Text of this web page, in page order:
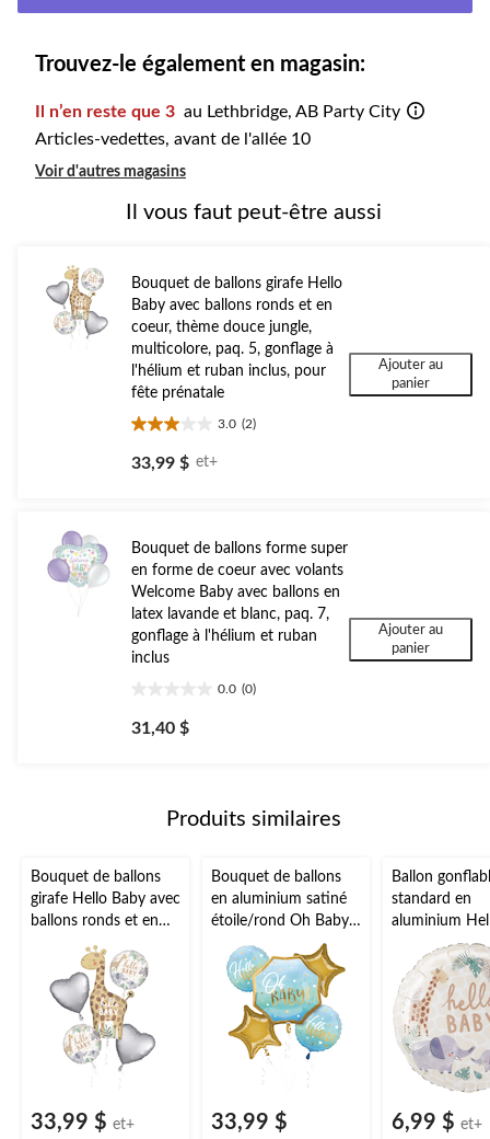
Trouvez-le également en magasin:
Il n’en reste que 3 au Lethbridge, AB Party City
Articles-vedettes, avant de l'allée 10
Voir d'autres magasins
Il vous faut peut-être aussi
Bouquet de ballons girafe Hello
Baby avec ballons ronds et en
coeur, thème douce jungle,
multicolore, paq. 5, gonflage à
l'hélium et ruban inclus, pour
fête prénatale
3.0 (2)
3.0
étoile(s)
sur
33,99 $ et+
Ajouter au
panier
Bouquet de ballons forme super
en forme de coeur avec volants
Welcome Baby avec ballons en
latex lavande et blanc, paq. 7,
gonflage à l'hélium et ruban
inclus
0.0 (0)
étoile(s)
sur
31,40 $
Ajouter au
panier
Produits similaires
Bouquet de ballons
girafe Hello Baby avec
ballons ronds et en
coeur, thème douce
jungle, multicolore,
paq. 5, gonflage à
l'hélium et ruban
inclus, pour fête
prénatale
33,99 $ et+
Bouquet de ballons
en aluminium satiné
étoile/rond Oh Baby,
bleu/or, paq. 5,
gonflement à l'hélium
et ruban inclus, pour
fête prénatale
33,99 $
Ballon
standard en
aluminium
thème douce
multicolore,
gonflage à
ruban inclus,
fêtes
prénatales/
nt du sexe
6,99 $ et+